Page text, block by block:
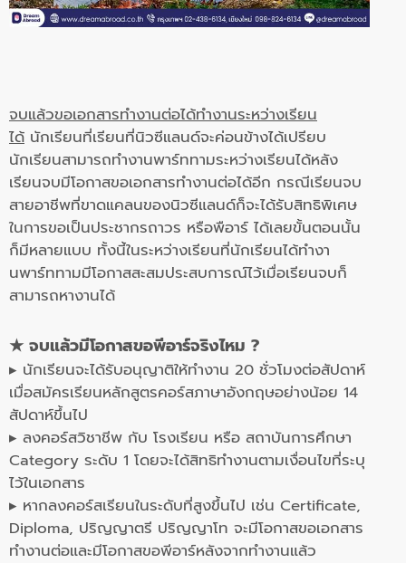
จบแล้วขอเอกสารทำงานต่อได้ทำงานระหว่างเรียน
ได้ นักเรียนที่เรียนที่นิวซีแลนด์จะค่อนข้างได้เปรียบ
นักเรียนสามารถทำงานพาร์ททามระหว่างเรียนได้หลัง
เรียนจบมีโอกาสขอเอกสารทำงานต่อได้อีก กรณีเรียนจบ
สายอาชีพที่ขาดแคลนของนิวซีแลนด์ก็จะได้รับสิทธิพิเศษ
ในการขอเป็นประชากรถาวร หรือพือาร์ ได้เลยขั้นตอนนั้น
ก็มีหลายแบบ ทั้งนี้ในระหว่างเรียนที่นักเรียนได้ทำงา
นพาร์ททามมีโอกาสสะสมประสบการณ์ไว้เมื่อเรียนจบก็
สามารถหางานได้
★ จบแล้วมีโอกาสขอพีอาร์จริงไหม ?
▸ นักเรียนจะได้รับอนุญาติให้ทำงาน 20 ชั่วโมงต่อสัปดาห์
เมื่อสมัครเรียนหลักสูตรคอร์สภาษาอังกฤษอย่างน้อย 14
สัปดาห์ขึ้นไป
▸ ลงคอร์สวิชาชีพ กับ โรงเรียน หรือ สถาบันการศึกษา
Category ระดับ 1 โดยจะได้สิทธิทำงานตามเงื่อนไขที่ระบุ
ไว้ในเอกสาร
▸ หากลงคอร์สเรียนในระดับที่สูงขึ้นไป เช่น Certificate,
Diploma, ปริญญาตรี ปริญญาโท จะมีโอกาสขอเอกสาร
ทำงานต่อและมีโอกาสขอพีอาร์หลังจากทำงานแล้ว